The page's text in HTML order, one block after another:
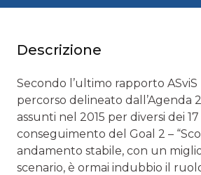
Descrizione
Secondo l’ultimo rapporto
percorso delineato dall’Agenda
assunti nel 2015 per diversi dei
conseguimento del Goal 2 –
andamento stabile, con un
scenario, è ormai indubbio il